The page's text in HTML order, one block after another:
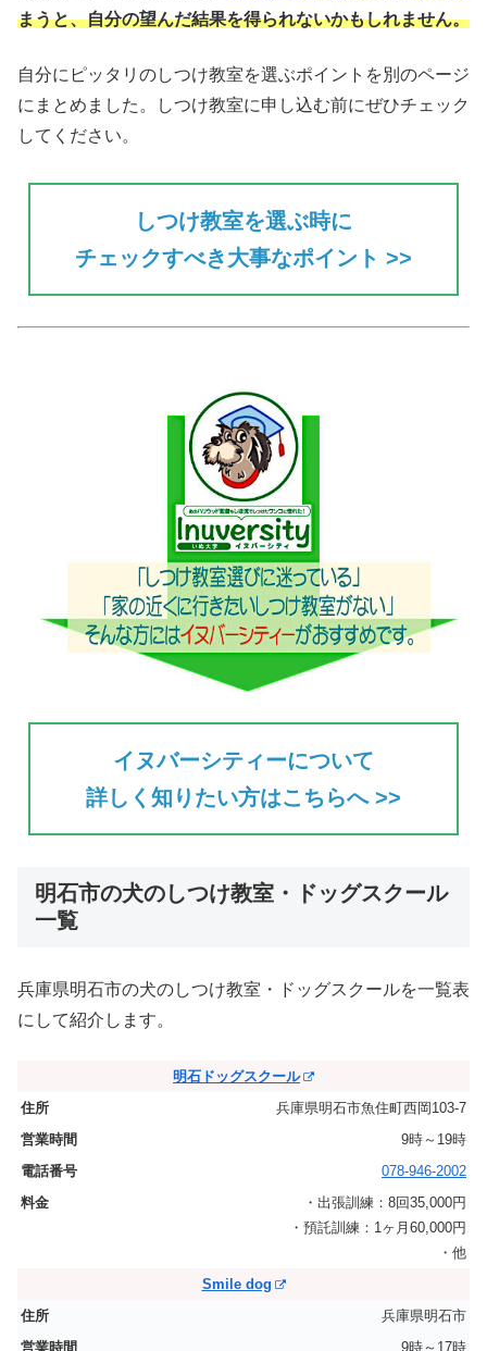
まうと、自分の望んだ結果を得られないかもしれません。
自分にピッタリのしつけ教室を選ぶポイントを別のページ
にまとめました。しつけ教室に申し込む前にぜひチェック
してください。
しつけ教室を選ぶ時に
チェックすべき大事なポイント >>
イヌバーシティーについて
詳しく知りたい方はこちらへ >>
明石市の犬のしつけ教室・ドッグスクール
一覧
兵庫県明石市の犬のしつけ教室・ドッグスクールを一覧表
にして紹介します。
明石ドッグスクール
兵庫県明石市魚住町西岡103-7
9時～19時
078-946-2002
・出張訓練：8回35,000円
・預託訓練：1ヶ月60,000円
・他
Smile dog
兵庫県明石市
9時～17時